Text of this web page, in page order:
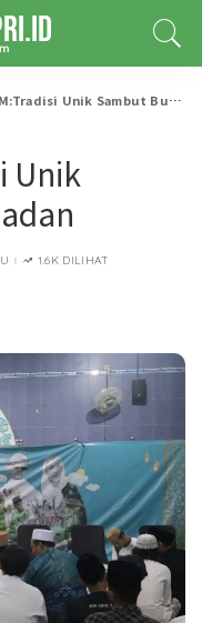
Unik Sambut Bulan Ramadan
Unik
1.6K DILIHAT